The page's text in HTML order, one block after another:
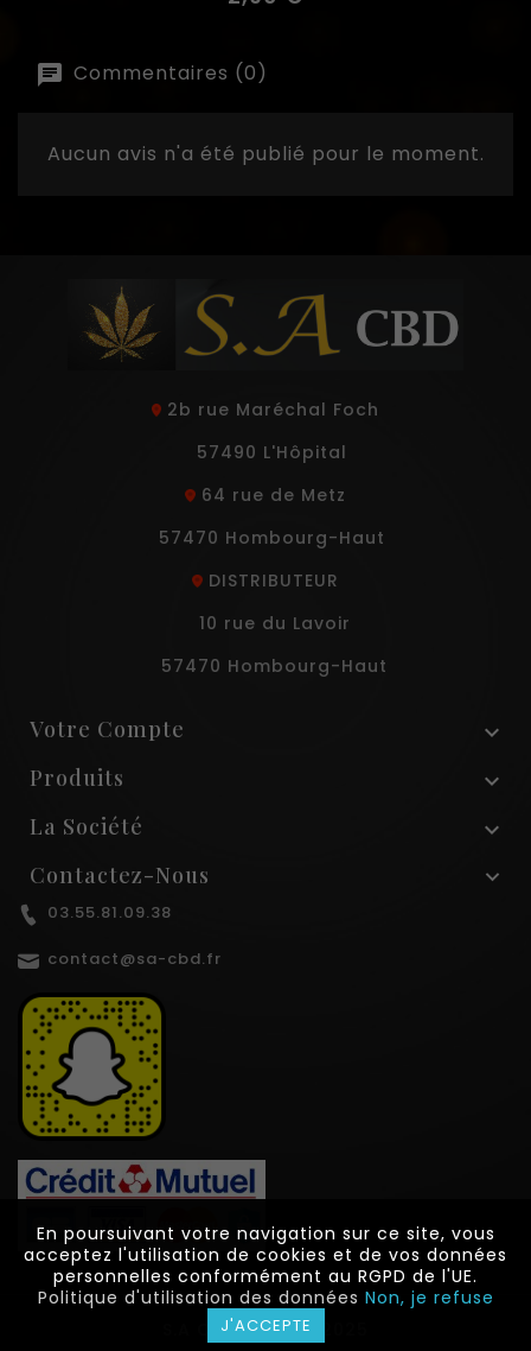
En poursuivant votre navigation sur ce site, vous
acceptez l'utilisation de cookies et de vos données
personnelles conformément au RGPD de l'UE.
Politique d'utilisation des données Non, je refuse
J'ACCEPTE
Commentaires (0)
Aucun avis n'a été publié pour le moment.
2b rue Maréchal Foch
57490 L'Hôpital
64 rue de Metz
57470 Hombourg-Haut
DISTRIBUTEUR
10 rue du Lavoir
57470 Hombourg-Haut
Votre Compte

Produits

La Société

Contactez-Nous
03.55.81.09.38
contact@sa-cbd.fr
En poursuivant votre navigation sur ce site, vous
acceptez l'utilisation de cookies et de vos données
personnelles conformément au RGPD de l'UE.
Politique d'utilisation des données Non, je refuse
J'ACCEPTE
S.A CBD © 2022-2025